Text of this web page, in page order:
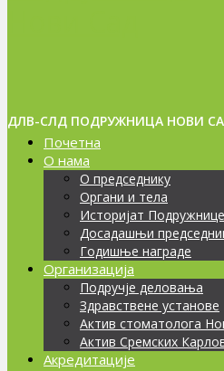
ДЛВ-СЛД ПОДРУЖНИЦА НОВИ
Почетна
О нама
О председнику
Органи и тела
Историјат Подружнице
Досадашњи
Годишње награде
Организација
Подручје деловања
Здравствене установе
Актив стоматолога
Актив Сремских
Акредитације